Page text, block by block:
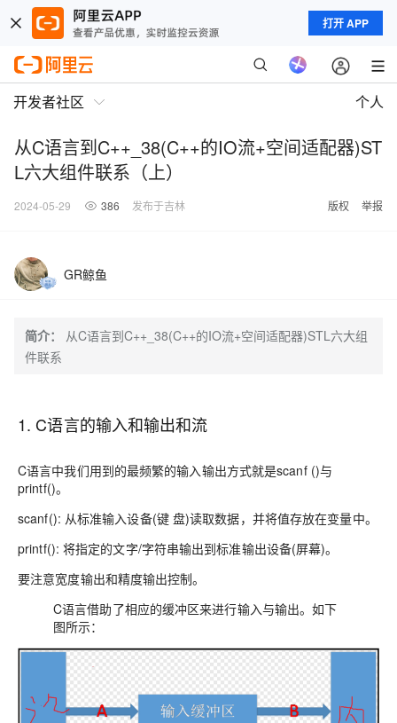
打开 APP
开发者社区 个人
从C语言到C++_38(C++的IO流+空间适配器)ST
L六大组件联系（上）
2024-05-29 386 发布于吉林 版权 举报
GR鲸鱼
简介：
从C语言到C++_38(C++的IO流+空间适配器)STL六大组
件联系
1. C语言的输入和输出和流
C语言中我们用到的最频繁的输入输出方式就是scanf ()与
printf()。
scanf(): 从标准输入设备(键 盘)读取数据，并将值存放在变量中。
printf(): 将指定的文字/字符串输出到标准输出设备(屏幕)。
要注意宽度输出和精度输出控制。
C语言借助了相应的缓冲区来进行输入与输出。如下
图所示：